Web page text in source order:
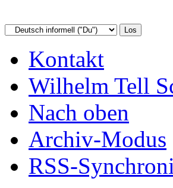
Kontakt
Wilhelm Tell
Nach oben
Archiv-Modus
RSS-